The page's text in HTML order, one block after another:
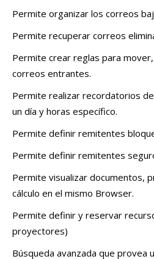
Permite organizar los correos
Permite recuperar correos
Permite crear reglas para
correos entrantes.
Permite realizar recordatorios
un día y horas específico.
Permite definir remitentes
Permite definir remitentes
Permite visualizar documentos,
cálculo en el mismo Browser.
Permite definir y reservar
proyectores)
Búsqueda avanzada que provea